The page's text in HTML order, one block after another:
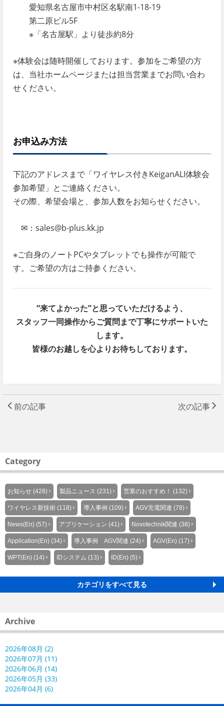
愛知県名古屋市中村区名駅南1-18-19
第二原ビル5F
※「名古屋駅」より徒歩約8分
※体験会は随時開催しております。参加をご希望の方
は、当社ホームページまたは担当営業までお問い合わ
せください。
お申込み方法
下記のアドレスまで「ワイヤレス付きKeiganALI体験会
参加希望」とご連絡ください。
その際、希望会場と、参加人数をお知らせください。
✉：sales@b-plus.kk.jp
※ご自身のノートPCやタブレットでも操作が可能で
す。ご希望の方はご持参ください。
“来てよかった”と思っていただけるよう、
スタッフ一同操作からご質問まで丁寧にサポートいた
します。
皆様のお越しを心よりお待ちしております。
前の記事 次の記事
Category
お知らせ (428) 製品ニュース (231) 営業のおすすめ！ (132)
ワイヤレス新技術 (118) 導入事例 (109) AGV充電関連 (78)
News(En) (57) アプリケーション (41) Novotechnik関連 (38)
Application(En) (34) 導入事例 AGV関連 (24) AGV(En) (17)
WPT(En) (14) IDシステム (13) ID(En) (5)
カテゴリをすべて見る
Archive
2026年08月 (2)
2026年07月 (11)
2026年06月 (14)
2026年05月 (33)
2026年04月 (6)